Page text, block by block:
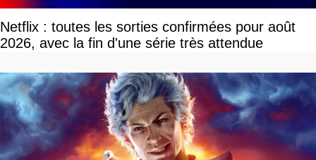
Netflix : toutes les sorties confirmées pour août
2026, avec la fin d'une série très attendue